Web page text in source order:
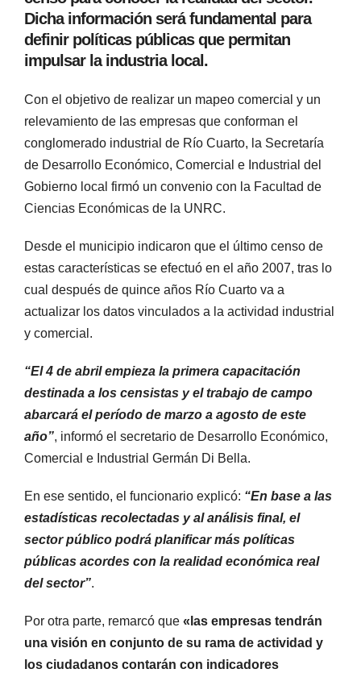
Dicha información será fundamental para
definir políticas públicas que permitan
impulsar la industria local.
Con el objetivo de realizar un mapeo comercial y un
relevamiento de las empresas que conforman el
conglomerado industrial de Río Cuarto, la Secretaría
de Desarrollo Económico, Comercial e Industrial del
Gobierno local firmó un convenio con la Facultad de
Ciencias Económicas de la UNRC.
Desde el municipio indicaron que el último censo de
estas características se efectuó en el año 2007, tras lo
cual después de quince años Río Cuarto va a
actualizar los datos vinculados a la actividad industrial
y comercial.
“El 4 de abril empieza la primera capacitación
destinada a los censistas y el trabajo de campo
abarcará el período de marzo a agosto de este
año”, informó el secretario de Desarrollo Económico,
Comercial e Industrial Germán Di Bella.
En ese sentido, el funcionario explicó: “En base a las
estadísticas recolectadas y al análisis final, el
sector público podrá planificar más políticas
públicas acordes con la realidad económica real
del sector”.
Por otra parte, remarcó que «las empresas tendrán
una visión en conjunto de su rama de actividad y
los ciudadanos contarán con indicadores